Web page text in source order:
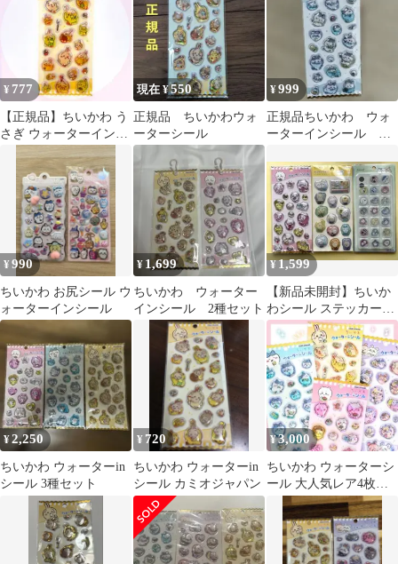
¥ 777
【正規品】ちいかわ う
さぎ ウォーターインシ
ール カミオジャパン
現在 ¥550
正規品 ちいかわウォ
ーターシール
¥999
正規品ちいかわ ウォ
ーターインシール ハ
¥990
ちいかわ お尻シール ウ
ォーターインシール
¥ 1,699
ちいかわ ウォーター
インシール 2種セット
¥1,599
【新品未開封】ちいか
わシール ステッカー３
点セット♡
¥2,250
ちいかわ ウォーターin
シール 3種セット
¥ 720
ちいかわ ウォーターin
シール カミオジャパン
¥3,000
ちいかわ ウォーターシ
ール 大人気レア4枚セ